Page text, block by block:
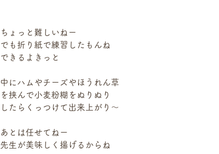
ちょっと難しいねー
でも折り紙で練習したもんね
できるよきっと
中にハムやチーズやほうれん草
を挟んで小麦粉糊をぬりぬり
したらくっつけて出来上がり〜
あとは任せてねー
先生が美味しく揚げるからね